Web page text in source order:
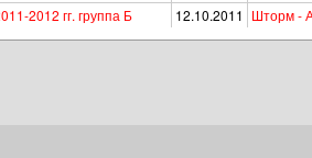
2012 гг. группа Б
12.10.2011 Шторм -